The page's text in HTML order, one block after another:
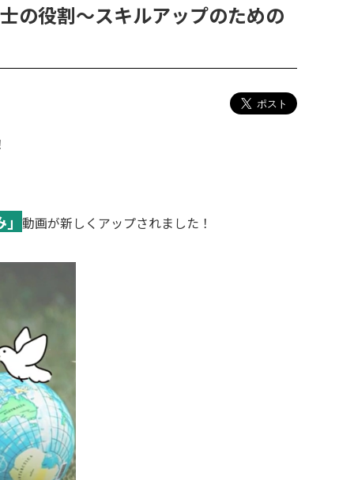
の役割～スキルアップのための
動画が新しくアップされました！